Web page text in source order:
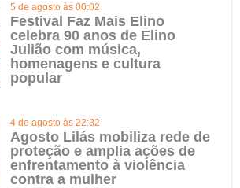
5 de agosto às 00:02
Festival Faz Mais Elino
celebra 90 anos de Elino
Julião com música,
homenagens e cultura
popular
4 de agosto às 22:32
Agosto Lilás mobiliza rede de
proteção e amplia ações de
enfrentamento à violência
contra a mulher